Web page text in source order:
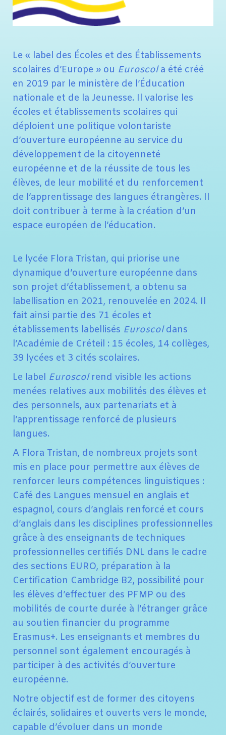
Le « label des Écoles et des Établissements
scolaires d’Europe » ou Euroscola été créé
en 2019 par le ministère de l’Éducation
nationale et de la Jeunesse. Il valorise les
écoles et établissements scolaires qui
déploient une politique volontariste
d’ouverture européenne au service du
développement de la citoyenneté
européenne et de la réussite de tous les
élèves, de leur mobilité et du renforcement
de l’apprentissage des langues étrangères. Il
doit contribuer à terme à la création d’un
espace européen de l’éducation.
Le lycée Flora Tristan, qui priorise une
dynamique d’ouverture européenne dans
son projet d’établissement, a obtenu sa
labellisation en 2021, renouvelée en 2024. Il
fait ainsi partie des 71 écoles et
établissements labellisés Euroscoldans
l’Académie de Créteil : 15 écoles, 14 collèges,
39 lycées et 3 cités scolaires.
Le label Euroscolrend visible les actions
menées relatives aux mobilités des élèves et
des personnels, aux partenariats et à
l’apprentissage renforcé de plusieurs
langues.
A Flora Tristan, de nombreux projets sont
mis en place pour permettre aux élèves de
renforcer leurs compétences linguistiques :
Café des Langues mensuel en anglais et
espagnol, cours d’anglais renforcé et cours
d’anglais dans les disciplines professionnelles
grâce à des enseignants de techniques
professionnelles certifiés DNL dans le cadre
des sections EURO, préparation à la
Certification Cambridge B2, possibilité pour
les élèves d’effectuer des PFMP ou des
mobilités de courte durée à l’étranger grâce
au soutien financier du programme
Erasmus+. Les enseignants et membres du
personnel sont également encouragés à
participer à des activités d’ouverture
européenne.
Notre objectif est de former des citoyens
éclairés, solidaires et ouverts vers le monde,
capable d’évoluer dans un monde